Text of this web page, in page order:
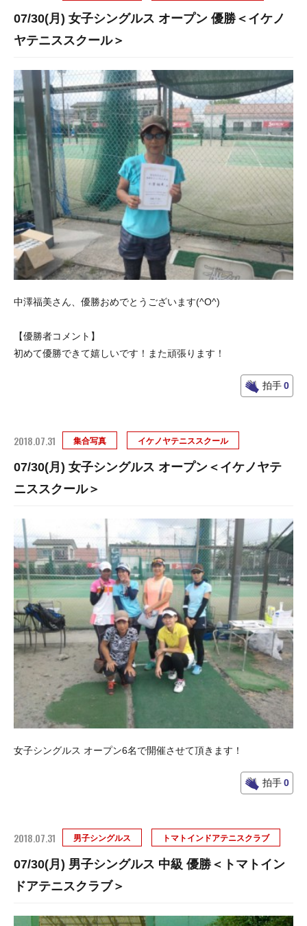
07/30(月) 女子シングルス オープン 優勝＜イケノ
ヤテニススクール＞
中澤福美さん、優勝おめでとうございます(^O^)
【優勝者コメント】
初めて優勝できて嬉しいです！また頑張ります！
拍手0
2018.07.31 集合写真 イケノヤテニススクール
07/30(月) 女子シングルス オープン＜イケノヤテ
ニススクール＞
女子シングルス オープン6名で開催させて頂きます！
拍手0
2018.07.31 男子シングルス トマトインドアテニスクラブ
07/30(月) 男子シングルス 中級 優勝＜トマトイン
ドアテニスクラブ＞